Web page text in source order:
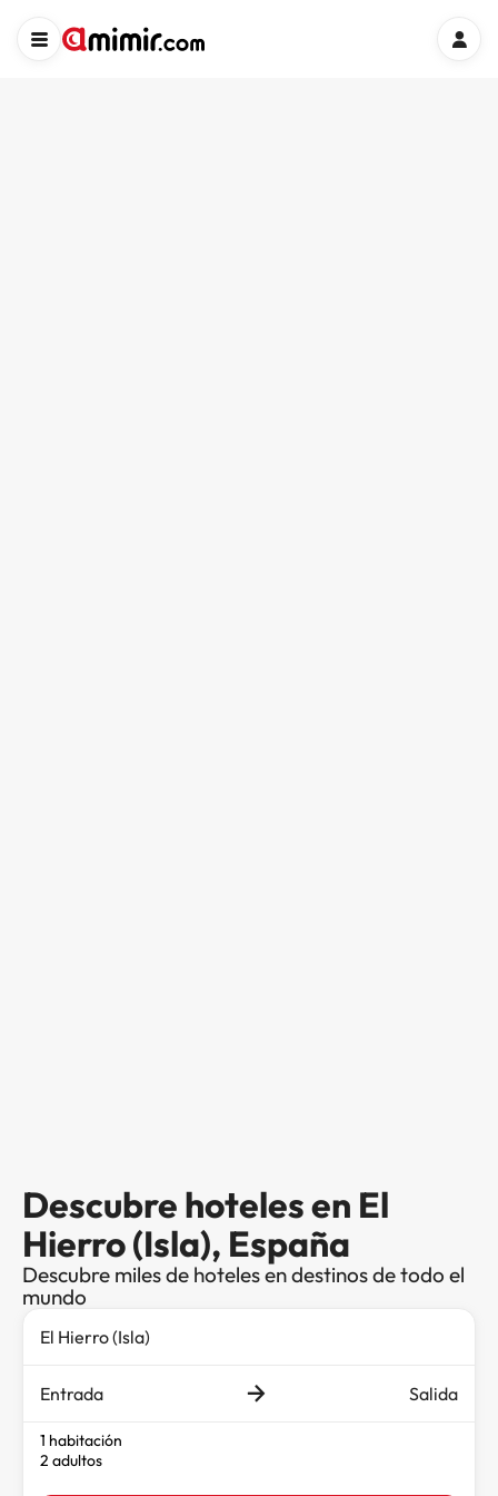
Descubre hoteles en El
Hierro (Isla), España
Descubre miles de hoteles en destinos de todo el
mundo
Entrada Salida
1 habitación
2 adultos